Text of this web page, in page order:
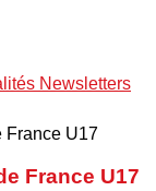
Newsletters
France U17